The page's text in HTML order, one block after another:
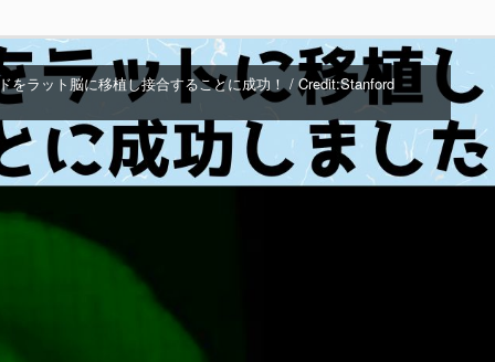
をラット脳に移植し接合することに成功！ / Credit:Stanford